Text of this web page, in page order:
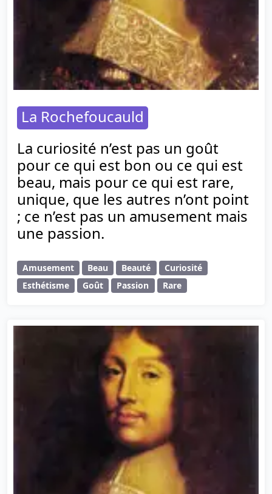
La Rochefoucauld
La curiosité n’est pas un goût
pour ce qui est bon ou ce qui est
beau, mais pour ce qui est rare,
unique, que les autres n’ont point
; ce n’est pas un amusement mais
une passion.
Amusement Beau Beauté
Curiosité
Esthétisme
Goût Passion Rare